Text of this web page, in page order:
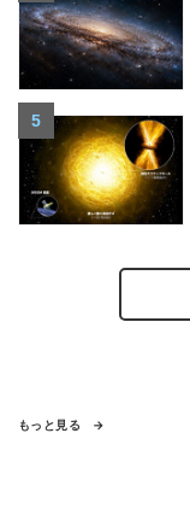
もっと見る